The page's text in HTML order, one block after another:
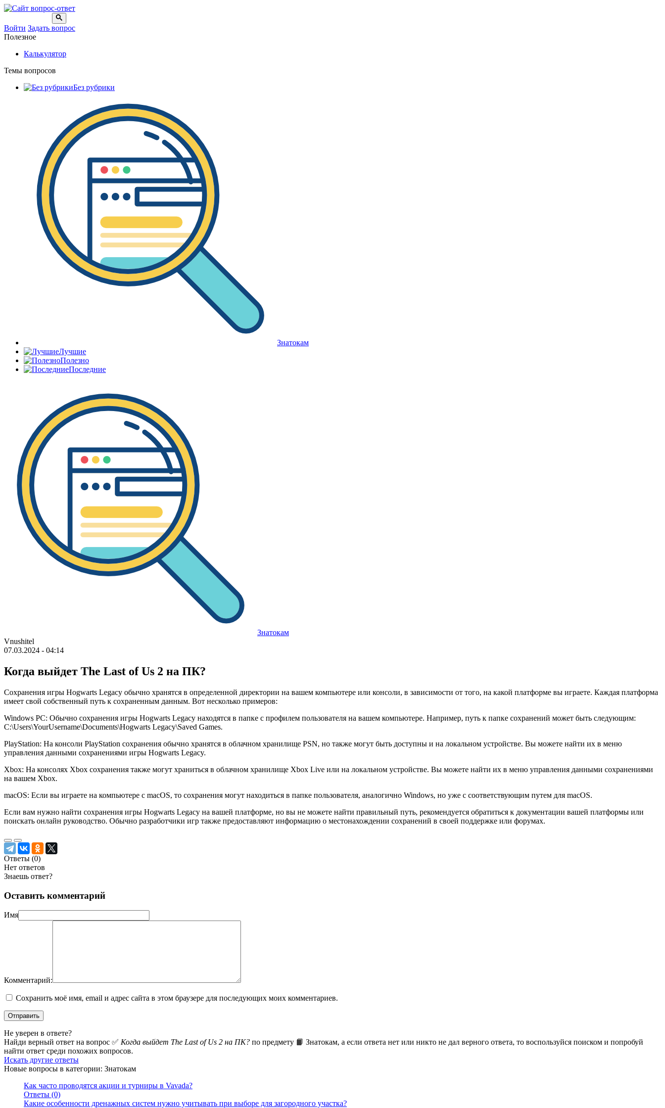
Войти Задать вопрос
Полезное
Калькулятор
Темы вопросов
Без рубрики
Знатокам
Лучшие
Полезно
Последние
Знатокам
Vnushitel
07.03.2024 - 04:14
Когда выйдет The Last of Us 2 на ПК?
Сохранения игры Hogwarts Legacy обычно хранятся в определенной директории на вашем компьютере или консоли, в зависимости от того, на какой платформе вы играете. Каждая платформа
имеет свой собственный путь к сохраненным данным. Вот несколько примеров:
Windows PC: Обычно сохранения игры Hogwarts Legacy находятся в папке с профилем пользователя на вашем компьютере. Например, путь к папке сохранений может быть следующим:
C:\Users\YourUsername\Documents\Hogwarts Legacy\Saved Games.
PlayStation: На консоли PlayStation сохранения обычно хранятся в облачном хранилище PSN, но также могут быть доступны и на локальном устройстве. Вы можете найти их в меню
управления данными сохранениями игры Hogwarts Legacy.
Xbox: На консолях Xbox сохранения также могут храниться в облачном хранилище Xbox Live или на локальном устройстве. Вы можете найти их в меню управления данными сохранениями
на вашем Xbox.
macOS: Если вы играете на компьютере с macOS, то сохранения могут находиться в папке пользователя, аналогично Windows, но уже с соответствующим путем для macOS.
Если вам нужно найти сохранения игры Hogwarts Legacy на вашей платформе, но вы не можете найти правильный путь, рекомендуется обратиться к документации вашей платформы или
поискать онлайн руководство. Обычно разработчики игр также предоставляют информацию о местонахождении сохранений в своей поддержке или форумах.
Ответы (0)
Нет ответов
Знаешь ответ?
Оставить комментарий
Имя
Комментарий:
Сохранить моё имя, email и адрес сайта в этом браузере для последующих моих комментариев.
Не уверен в ответе?
Найди верный ответ на вопрос ✅ Когда выйдет The Last of Us 2 на ПК? по предмету 📙 Знатокам, а если ответа нет или никто не дал верного ответа, то воспользуйся поиском и попробуй
найти ответ среди похожих вопросов.
Искать другие ответы
Новые вопросы в категории: Знатокам
Как часто проводятся акции и турниры в Vavada?
Ответы (0)
Какие особенности дренажных систем нужно учитывать при выборе для загородного участка?